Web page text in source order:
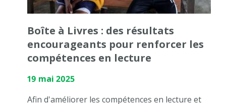
Boîte à Livres : des résultats
encourageants pour renforcer les
compétences en lecture
19 mai 2025
Afin d'améliorer les compétences en lecture et